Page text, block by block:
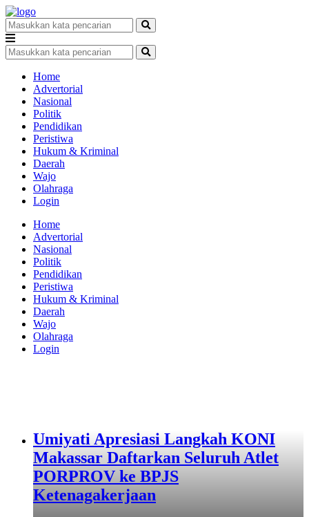
Home
Advertorial
Nasional
Politik
Pendidikan
Peristiwa
Hukum & Kriminal
Daerah
Wajo
Olahraga
Login
Home
Advertorial
Nasional
Politik
Pendidikan
Peristiwa
Hukum & Kriminal
Daerah
Wajo
Olahraga
Login
Umiyati Apresiasi Langkah KONI
Makassar Daftarkan Seluruh Atlet
PORPROV ke BPJS
Ketenagakerjaan